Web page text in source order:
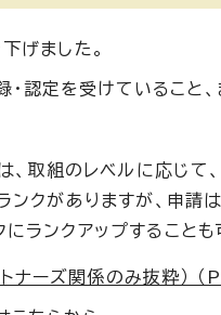
げました。
・認定を受けているこ
取組のレベルに応じて
ランクがありますが、申
にランクアップすることも
ナーズ関係のみ抜粋）